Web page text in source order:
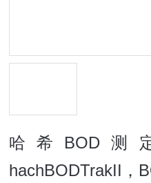
哈希BOD测
hachBODTrakII，